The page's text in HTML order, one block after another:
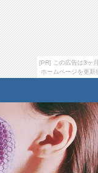
[PR] この広告は3ヶ
ホームページを更